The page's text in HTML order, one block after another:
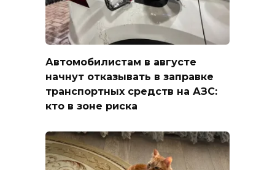
Автомобилистам в августе
начнут отказывать в заправке
транспортных средств на АЗС:
кто в зоне риска